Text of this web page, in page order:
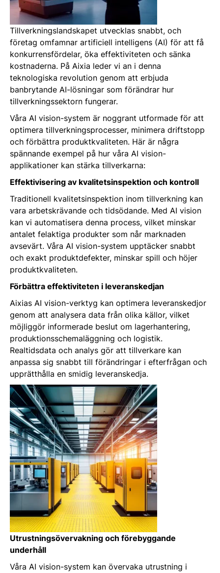
Tillverkningslandskapet utvecklas snabbt, och
företag omfamnar artificiell intelligens (AI) för att få
konkurrensfördelar, öka effektiviteten och sänka
kostnaderna. På Aixia leder vi an i denna
teknologiska revolution genom att erbjuda
banbrytande AI-lösningar som förändrar hur
tillverkningssektorn fungerar.
Våra AI vision-system är noggrant utformade för att
optimera tillverkningsprocesser, minimera driftstopp
och förbättra produktkvaliteten. Här är några
spännande exempel på hur våra AI vision-
applikationer kan stärka tillverkarna:
Effektivisering av kvalitetsinspektion och kontroll
Traditionell kvalitetsinspektion inom tillverkning kan
vara arbetskrävande och tidsödande. Med AI vision
kan vi automatisera denna process, vilket minskar
antalet felaktiga produkter som når marknaden
avsevärt. Våra AI vision-system upptäcker snabbt
och exakt produktdefekter, minskar spill och höjer
produktkvaliteten.
Förbättra effektiviteten i leveranskedjan
Aixias AI vision-verktyg kan optimera leveranskedjor
genom att analysera data från olika källor, vilket
möjliggör informerade beslut om lagerhantering,
produktionsschemaläggning och logistik.
Realtidsdata och analys gör att tillverkare kan
anpassa sig snabbt till förändringar i efterfrågan och
upprätthålla en smidig leveranskedja.
Utrustningsövervakning och förebyggande
underhåll
Våra AI vision-system kan övervaka utrustning i